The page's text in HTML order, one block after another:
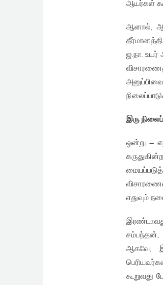
ஆயர்கள்
ஆனால்,
ஜ.நா. உயர்
இரு
ஒன்று –
எதுவும்
சம்பந்தன்,
ஆகவே,
கூறுவது